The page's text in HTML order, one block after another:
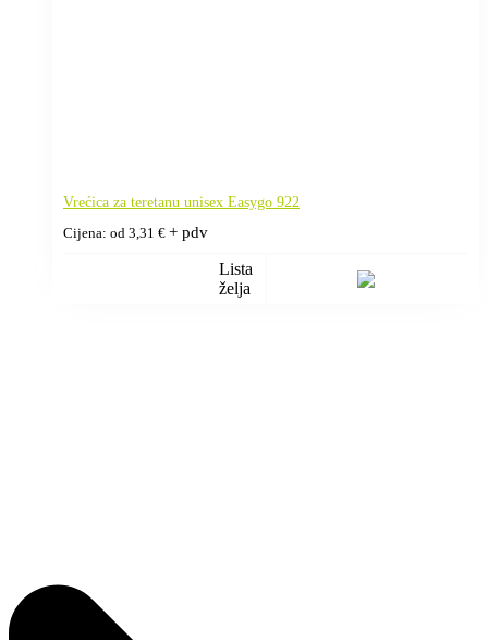
Vrećica za teretanu unisex Easygo 922
Cijena: od 3,31 € + pdv
Lista
želja